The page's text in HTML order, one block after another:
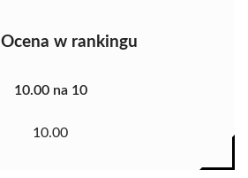
Ocena w rankingu
10.00 na 10
10.00